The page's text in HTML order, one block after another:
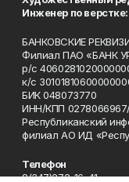
Инженер по верстке:
БАНКОВСКИЕ
Филиал ПАО «БАНК
р/с
к/с
БИК 048073770
ИНН/КПП
Республиканский
филиал АО ИД
Телефон
8(347)272-16-41